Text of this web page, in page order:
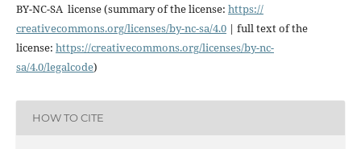
BY-NC-SA license (summary of the license: https://
creativecommons.org/licenses/by-nc-sa/4.0| full text of the
license: https://creativecommons.org/licenses/by-nc-
sa/4.0/legalcode)
HOW TO CITE